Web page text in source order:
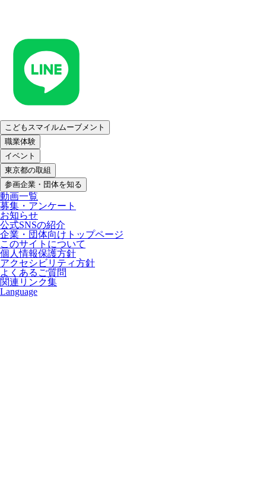
こどもスマイルムーブメント
職業体験
イベント
東京都の取組
参画企業・団体を知る
動画一覧
募集・アンケート
お知らせ
公式SNSの紹介
企業・団体向けトップページ
このサイトについて
個人情報保護方針
アクセシビリティ方針
よくあるご質問
関連リンク集
Language